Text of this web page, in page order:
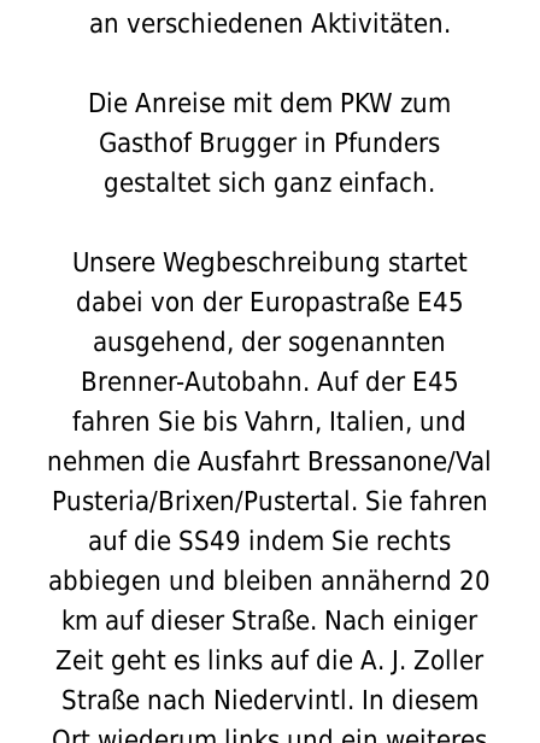
an verschiedenen Aktivitäten.
Die Anreise mit dem PKW zum
Gasthof Brugger in Pfunders
gestaltet sich ganz einfach.
Unsere Wegbeschreibung startet
dabei von der Europastraße E45
ausgehend, der sogenannten
Brenner-Autobahn. Auf der E45
fahren Sie bis Vahrn, Italien, und
nehmen die Ausfahrt Bressanone/Val
Pusteria/Brixen/Pustertal. Sie fahren
auf die SS49 indem Sie rechts
abbiegen und bleiben annähernd 20
km auf dieser Straße. Nach einiger
Zeit geht es links auf die A. J. Zoller
Straße nach Niedervintl. In diesem